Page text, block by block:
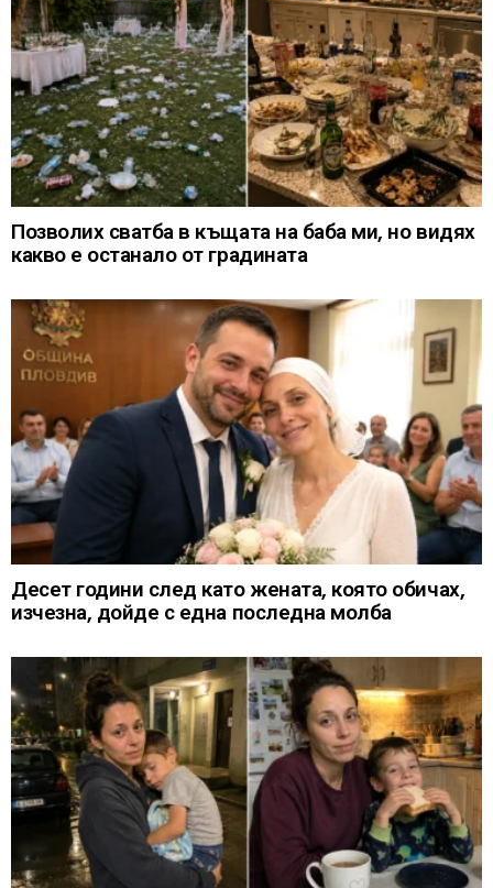
Позволих сватба в къщата на баба ми, но видях
какво е останало от градината
Десет години след като жената, която обичах,
изчезна, дойде с една последна молба